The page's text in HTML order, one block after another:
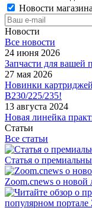
Новости магазина
Новости
Все новости
24 июня 2026
Запчасти для вашей
27 мая 2026
Новинки
B230/225/235!
13 августа 2024
Новая линейка
Статьи
Все статьи
Статья о
Zoom.cnews о новой